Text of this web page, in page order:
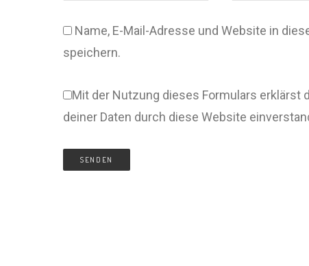
Name, E-Mail-Adresse und Website in
speichern.
Mit der Nutzung dieses Formulars erklärst
deiner Daten durch diese Website